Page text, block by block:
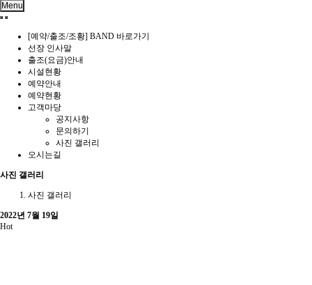
Menu
[예약/출조/조황] BAND 바로가기
선장 인사말
출조(요금)안내
시설현황
예약안내
예약현황
고객마당
공지사항
문의하기
사진 갤러리
오시는길
사진 갤러리
사진 갤러리
2022년 7월 19일
Hot